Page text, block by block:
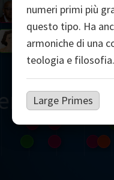
Easley
Penrose
Robinson
Blackwell
numeri primi più
questo tipo. Ha
armoniche di una
teologia e filosofia.
Large Primes